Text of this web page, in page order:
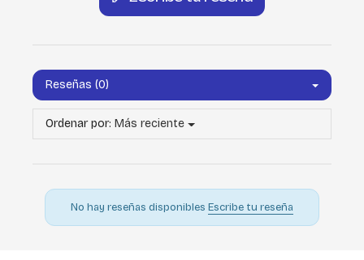
Reseñas (0)
Ordenar por: Más reciente
No hay reseñas disponibles Escribe tu reseña